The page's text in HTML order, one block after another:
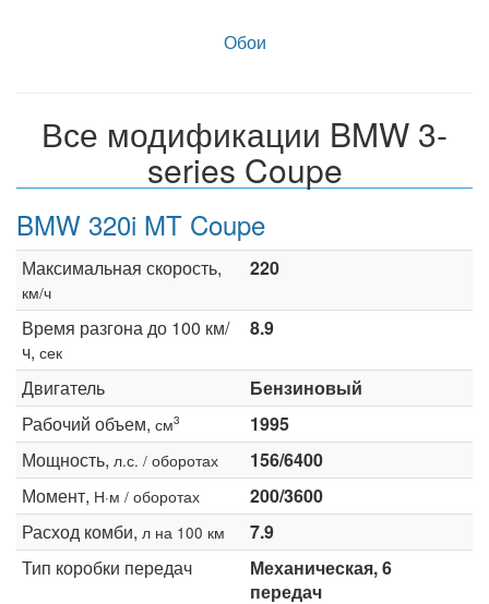
Обои
Все модификации BMW 3-
series Coupe
BMW 320i MT Coupe
Максимальная скорость,
км/ч
220
Время разгона до 100 км/
ч, сек
8.9
Двигатель
Бензиновый
Рабочий объем, см3
1995
Мощность, л.с. / оборотах
156/6400
Момент, Н·м / оборотах
200/3600
Расход комби, л на 100 км
7.9
Тип коробки передач
Механическая, 6
передач